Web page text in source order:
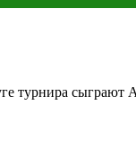
сыграют